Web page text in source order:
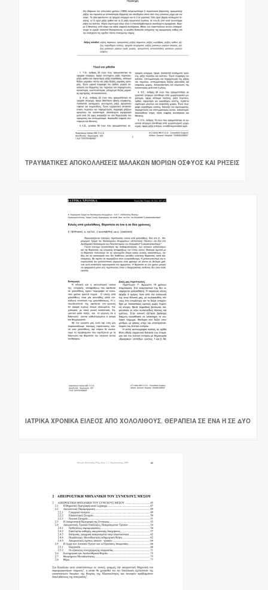
ΤΡΑΥΜΑΤΙΚΈΣ ΑΠΟΚΟΛΛΉΣΕΙΣ ΜΑΛΑΚΏΝ ΜΟΡΊΩΝ ΟΣΦΎΟΣ ΚΑΙ ΡΉΞΕΙΣ
ΙΑΤΡΙΚΑ ΧΡΟΝΙΚΑ ΕΙΛΕΌΣ ΑΠΌ ΧΟΛΟΛΊΘΟΥΣ. ΘΕΡΑΠΕΊΑ ΣΕ ΈΝΑ Ή ΣΕ ΔΎΟ